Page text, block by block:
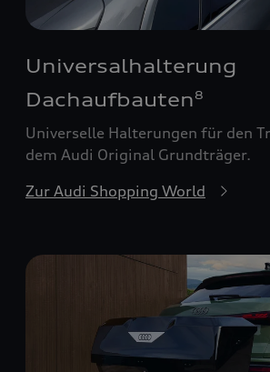
Universalhalterung
Dachaufbauten8
Universelle Halterungen für den
dem Audi Original Grundträger.
Zur Audi Shopping World